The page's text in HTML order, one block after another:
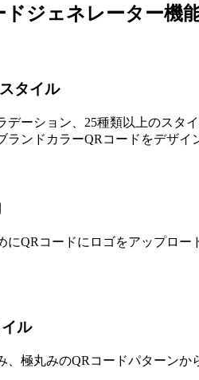
ドジェネレーター機
タイル
デーション、25種類以上のスタ
ランドカラーQRコードをデザイ
にQRコードにロゴをアップロ
ル
、極丸みのQRコードパターン